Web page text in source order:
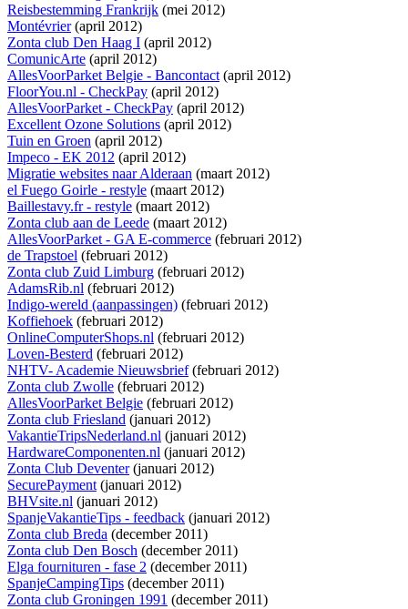
Reisbestemming Frankrijk (mei 2012)
Montévrier(april 2012)
Zonta club Den Haag I (april 2012)
ComunicArte (april 2012)
AllesVoorParket Belgie - Bancontact(april 2012)
FloorYou.nl - CheckPay (april 2012)
AllesVoorParket - CheckPay (april 2012)
Excellent Ozone Solutions (april 2012)
Tuin en Groen (april 2012)
Impeco - EK 2012 (april 2012)
Migratie websites naar Alderaan (maart 2012)
el Fuego Goirle - restyle (maart 2012)
Baillestavy.fr - restyle (maart 2012)
Zonta club aan de Leede (maart 2012)
AllesVoorParket - GA E-commerce (februari 2012)
de Trapstoel (februari 2012)
Zonta club Zuid Limburg (februari 2012)
AdamsRib.nl (februari 2012)
Indigo-wereld (aanpassingen) (februari 2012)
Koffiehoek (februari 2012)
OnlineComputerShops.nl (februari 2012)
Loven-Besterd (februari 2012)
NHTV- Academie Nieuwsbrief(februari 2012)
Zonta club Zwolle (februari 2012)
AllesVoorParket Belgie (februari 2012)
Zonta club Friesland (januari 2012)
VakantieTripsNederland.nl (januari 2012)
HardwareComponenten.nl (januari 2012)
Zonta Club Deventer(januari 2012)
SecurePayment(januari 2012)
BHVsite.nl (januari 2012)
SpanjeVakantieTips - feedback (januari 2012)
Zonta club Breda (december 2011)
Zonta club Den Bosch (december 2011)
Elga fournituren - fase 2 (december 2011)
SpanjeCampingTips (december 2011)
Zonta club Groningen 1991 (december 2011)